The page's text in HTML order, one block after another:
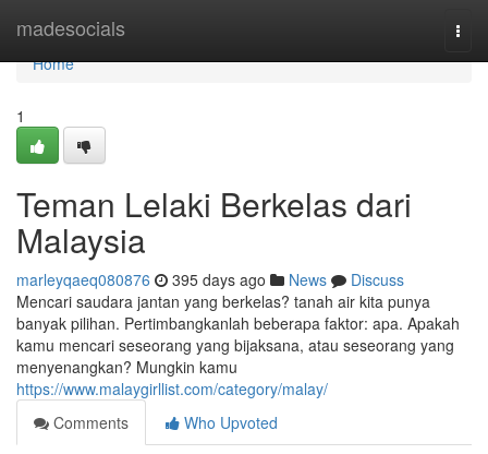
madesocials
Home
Home
1
Teman Lelaki Berkelas dari
Malaysia
marleyqaeq080876 395 days ago News
Discuss
Mencari saudara jantan yang berkelas? tanah air kita punya
banyak pilihan. Pertimbangkanlah beberapa faktor: apa. Apakah
kamu mencari seseorang yang bijaksana, atau seseorang yang
menyenangkan? Mungkin kamu
https://www.malaygirllist.com/category/malay/
Comments
Who Upvoted